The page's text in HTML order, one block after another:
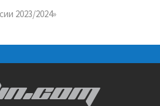
2023/2024»